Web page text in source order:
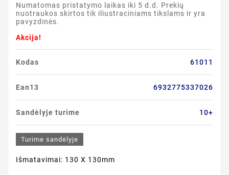
Numatomas pristatymo laikas iki 5 d.d. Prekių
nuotraukos skirtos tik iliustraciniams tikslams ir yra
pavyzdinės.
Akcija!
Kodas 61011
Ean13 6932775337026
Sandėlyje turime 10+
Turime sandėlyje
Išmatavimai: 130 X 130mm